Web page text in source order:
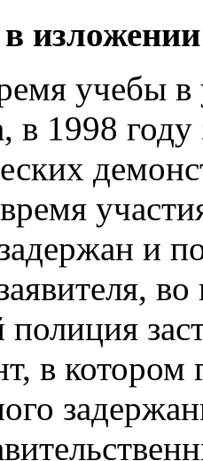
изложении
учебы в
1998 году
и
полиция
в котором